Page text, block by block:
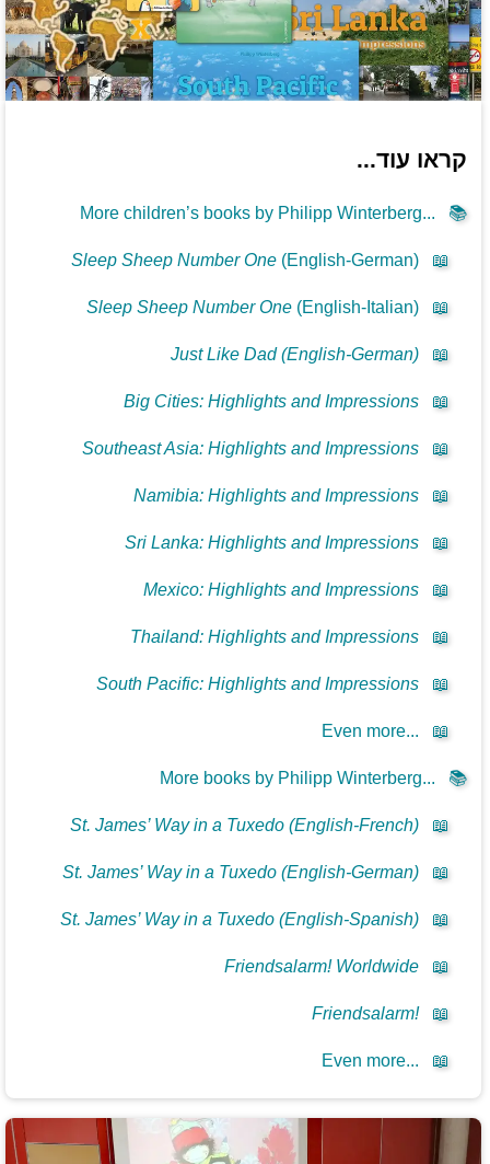
קראו עוד...
📚
More children’s books by Philipp Winterberg...
📖
Sleep Sheep Number One(English-German)
📖
Sleep Sheep Number One(English-Italian)
📖
Just Like Dad (English-German)
📖
Big Cities: Highlights and Impressions
📖
Southeast Asia: Highlights and Impressions
📖
Namibia: Highlights and Impressions
📖
Sri Lanka: Highlights and Impressions
📖
Mexico: Highlights and Impressions
📖
Thailand: Highlights and Impressions
📖
South Pacific: Highlights and Impressions
📖
Even more...
📚
More books by Philipp Winterberg...
📖
St. James’ Way in a Tuxedo (English-French)
📖
St. James’ Way in a Tuxedo (English-German)
📖
St. James’ Way in a Tuxedo (English-Spanish)
📖
Friendsalarm! Worldwide
📖
Friendsalarm!
📖
Even more...